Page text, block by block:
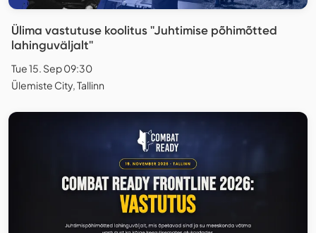
Ülima vastutuse koolitus ''Juhtimise põhimõtted
lahinguväljalt''
Tue 15. Sep 09:30
Ülemiste City, Tallinn